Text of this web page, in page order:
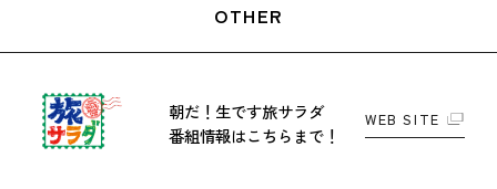
OTHER
朝だ！生です旅サラダ
番組情報はこちらまで！
WEB SITE